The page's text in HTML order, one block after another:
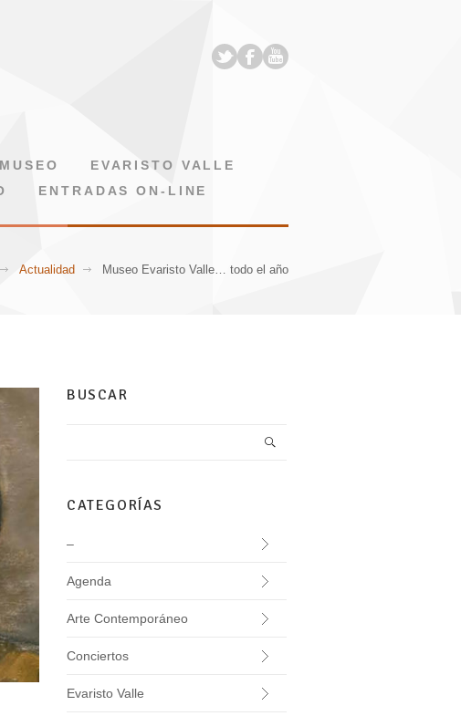
EVARISTO VALLE
ENTRADAS ON-LINE
Actualidad Museo Evaristo Valle… todo el año
BUSCAR
CATEGORÍAS
–
Agenda
Arte Contemporáneo
Conciertos
Evaristo Valle